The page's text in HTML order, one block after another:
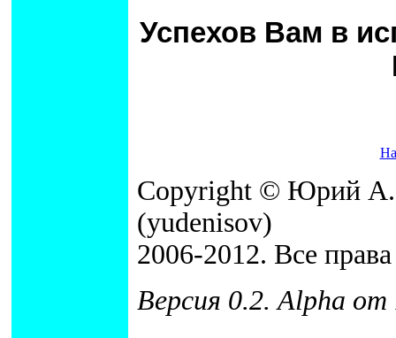
Успехов Вам в
Copyright © Юрий А.
(yudenisov)
2006-2012. Все
Версия 0.2. Alpha от